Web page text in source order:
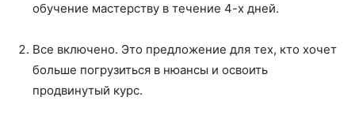
обучение мастерству в течение 4-х дней.
Все включено. Это предложение для тех, кто хочет
больше погрузиться в нюансы и освоить
продвинутый курс.